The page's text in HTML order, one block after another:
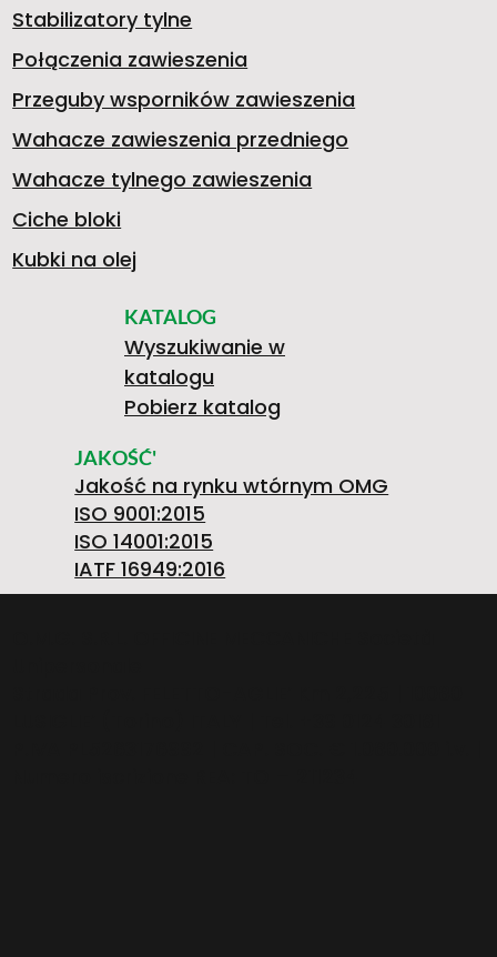
9
3
8
8
0
Stabilizatory tylne
Połączenia zawieszenia
Przeguby wsporników zawieszenia
Wahacze zawieszenia przedniego
Wahacze tylnego zawieszenia
Ciche bloki
Kubki na olej
KATALOG
Wyszukiwanie w
katalogu
Pobierz katalog
JAKOŚĆ'
Jakość na rynku wtórnym OMG
ISO 9001:2015
ISO 14001:2015
IATF 16949:2016